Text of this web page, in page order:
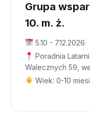
Grupa
10. m. ż.
5.10 - 7.12.2026
Poradnia
Walecznych 59,
Wiek: 0-10